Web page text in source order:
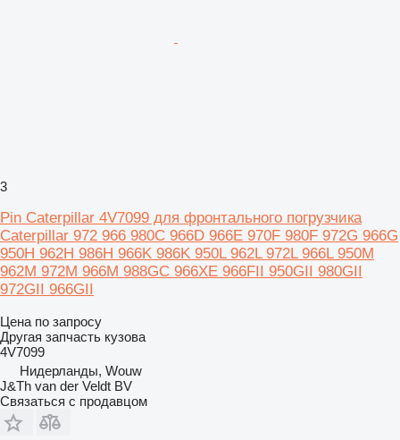
3
Pin Caterpillar 4V7099 для фронтального погрузчика
Caterpillar 972 966 980C 966D 966E 970F 980F 972G 966G
950H 962H 986H 966K 986K 950L 962L 972L 966L 950M
962M 972M 966M 988GC 966XE 966FII 950GII 980GII
972GII 966GII
Цена по запросу
Другая запчасть кузова
4V7099
Нидерланды, Wouw
J&Th van der Veldt BV
Связаться с продавцом